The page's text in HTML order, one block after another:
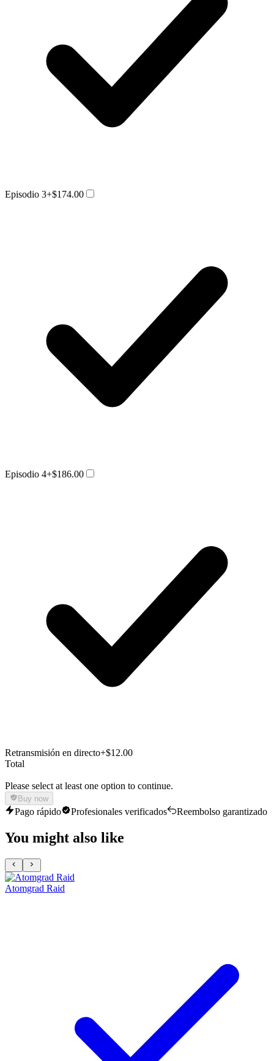
Episodio 3+$174.00
Episodio 4+$186.00
Retransmisión en directo+$12.00
Total
Please select at least one option to continue.
Buy now
Pago rápido Profesionales verificados Reembolso garantizado
You might also like
Atomgrad Raid